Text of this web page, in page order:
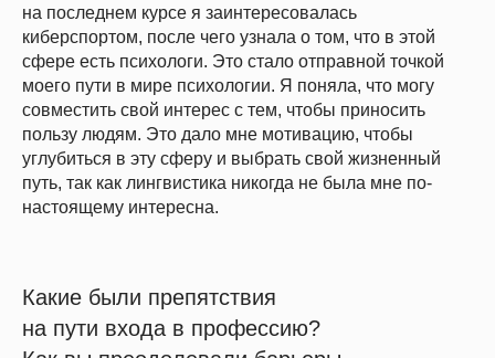
на последнем курсе я заинтересовалась
киберспортом, после чего узнала о том, что в этой
сфере есть психологи. Это стало отправной точкой
моего пути в мире психологии. Я поняла, что могу
совместить свой интерес с тем, чтобы приносить
пользу людям. Это дало мне мотивацию, чтобы
углубиться в эту сферу и выбрать свой жизненный
путь, так как лингвистика никогда не была мне по-
настоящему интересна.
Какие были препятствия
на пути входа в профессию?